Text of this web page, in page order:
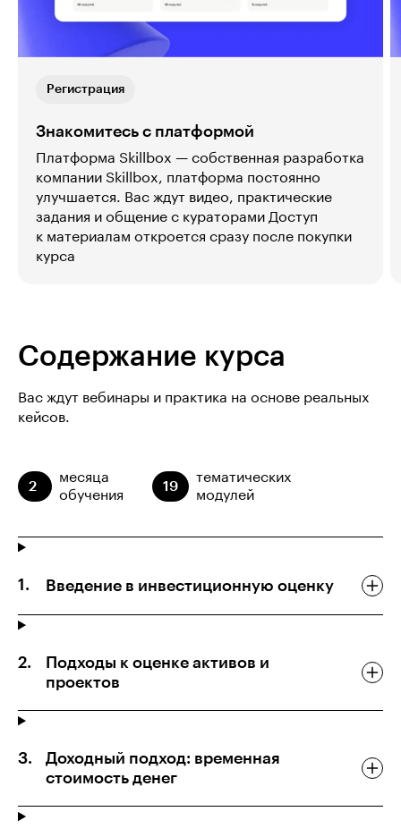
Регистрация
Знакомитесь с платформой
Платформа Skillbox — собственная разработка
компании Skillbox, платформа постоянно
улучшается. Вас ждут видео, практические
задания и общение с кураторами Доступ
к материалам откроется сразу после покупки
курса
Содержание курса
Вас ждут вебинары и практика на основе реальных
кейсов.
2
месяца
обучения
19
тематических
модулей
Введение в инвестиционную оценку
Подходы к оценке активов и
проектов
Доходный подход: временная
стоимость денег